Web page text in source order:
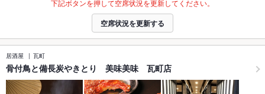
下記ボタンを押して空席状況を更新してください。
空席状況を更新する
居酒屋 瓦町
骨付鳥と備長炭やきとり 美味美味 瓦町店